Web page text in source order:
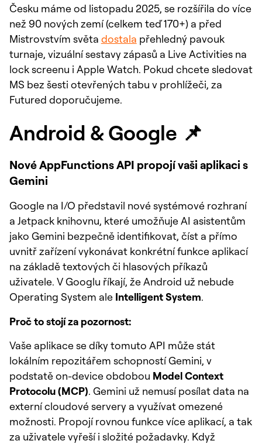
Česku máme od listopadu 2025, se rozšířila do více
než 90 nových zemí (celkem teď 170+) a před
Mistrovstvím světa dostala přehledný pavouk
turnaje, vizuální sestavy zápasů a Live Activities na
lock screenu i Apple Watch. Pokud chcete sledovat
MS bez šesti otevřených tabu v prohlížeči, za
Futured doporučujeme.
Android & Google 📌
Nové AppFunctions API propojí vaši aplikaci s
Gemini
Google na I/O představil nové systémové rozhraní
a Jetpack knihovnu, které umožňuje AI asistentům
jako Gemini bezpečně identifikovat, číst a přímo
uvnitř zařízení vykonávat konkrétní funkce aplikací
na základě textových či hlasových příkazů
uživatele. V Googlu říkají, že Android už nebude
Operating System ale Intelligent System.
Proč to stojí za pozornost:
Vaše aplikace se díky tomuto API může stát
lokálním repozitářem schopností Gemini, v
podstatě on-device obdobou Model Context
Protocolu (MCP). Gemini už nemusí posílat data na
externí cloudové servery a využívat omezené
možnosti. Propojí rovnou funkce více aplikací, a tak
za uživatele vyřeší i složité požadavky. Když